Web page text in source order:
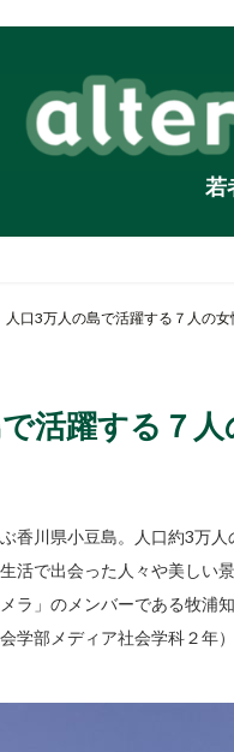
若
人口3万人の島で活躍する７人の女
活躍する７
香川県小豆島。人口約3万
活で出会った人々や美しい
ラ」のメンバーである牧浦
学部メディア社会学科２年）